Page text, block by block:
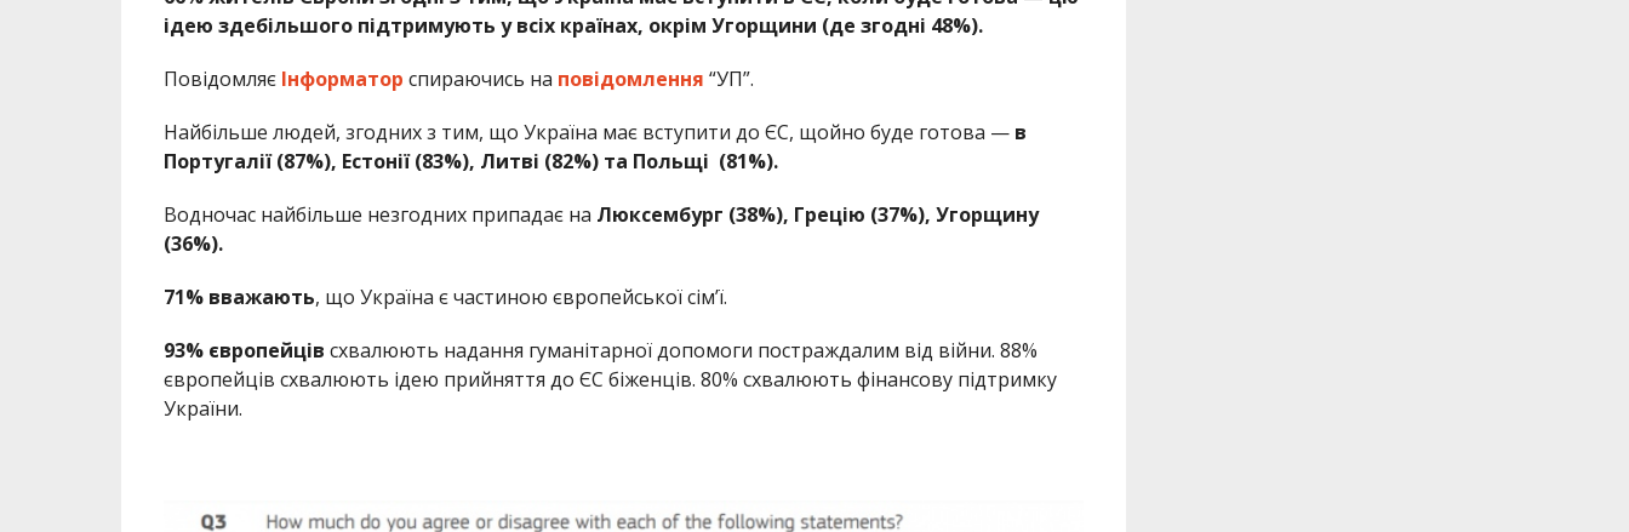
ідею здебільшого підтримують у всіх країнах, окрім Угорщини (де згодні 48%).
Повідомляє Інформатор спираючись на повідомлення “УП”.
Найбільше людей, згодних з тим, що Україна має вступити до ЄС, щойно буде готова — в
Португалії (87%), Естонії (83%), Литві (82%) та Польщі (81%).
Водночас найбільше незгодних припадає на Люксембург (38%), Грецію (37%), Угорщину
(36%).
71% вважають, що Україна є частиною європейської сім’ї.
93% європейців схвалюють надання гуманітарної допомоги постраждалим від війни. 88%
європейців схвалюють ідею прийняття до ЄС біженців. 80% схвалюють фінансову підтримку
України.